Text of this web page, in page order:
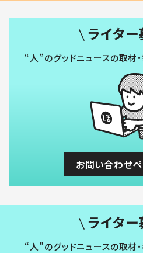
ライター
“人”のグッドニュースの取材
お問い合わせ
ライター
“人”のグッドニュースの取材